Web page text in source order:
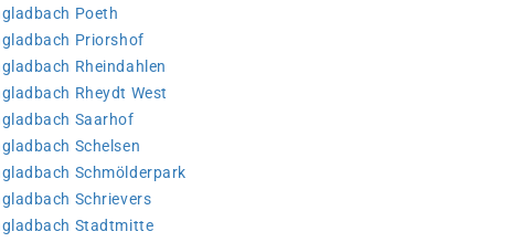
Poeth
Priorshof
Rheindahlen
Rheydt West
Saarhof
Schelsen
Schmölderpark
Schrievers
Stadtmitte